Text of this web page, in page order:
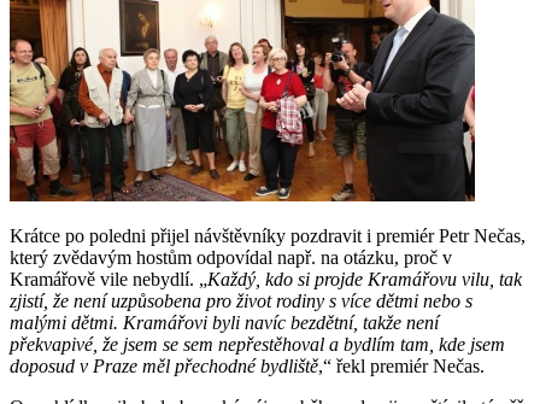
Krátce po poledni přijel návštěvníky pozdravit i premiér Petr Nečas,
který zvědavým hostům odpovídal např. na otázku, proč v
Kramářově vile nebydlí. „Každý, kdo si projde Kramářovu vilu, tak
zjistí, že není uzpůsobena pro život rodiny s více dětmi nebo s
malými dětmi. Kramářovi byli navíc bezdětní, takže není
překvapivé, že jsem se sem nepřestěhoval a bydlím tam, kde jsem
doposud v Praze měl přechodné bydliště,“ řekl premiér Nečas.